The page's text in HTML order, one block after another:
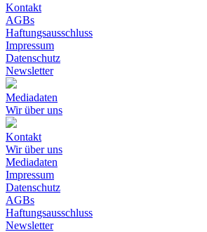
Kontakt
AGBs
Haftungsausschluss
Impressum
Datenschutz
Newsletter
Mediadaten
Wir über uns
Kontakt
Wir über uns
Mediadaten
Impressum
Datenschutz
AGBs
Haftungsausschluss
Newsletter